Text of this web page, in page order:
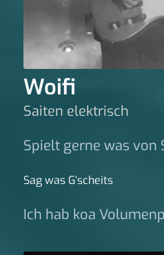
Woifi
Saiten elektrisch
Spielt gerne was von
Sag was G‘scheits
Ich hab koa